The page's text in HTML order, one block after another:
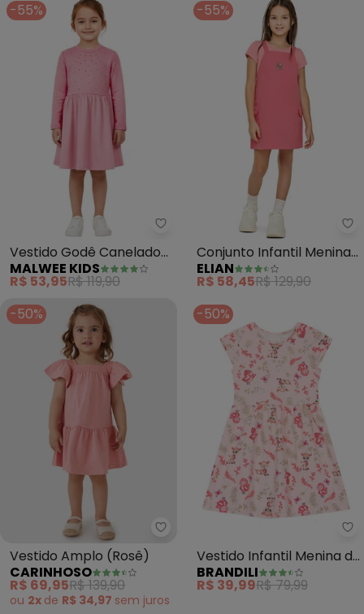
-55%
Malwee Kids - Vestido Godê
Vestido Godê Canelado
com Aplique (Rosa Claro)
MALWEE KIDS
R$ 53,95R$ 119,90
-55%
Conjunto Infantil Menina
com Sobreposição
(Rosa)
ELIAN
R$ 58,45R$ 129,90
-50%
Carinhoso - Vestido Amplo
Vestido Amplo (Rosê)
CARINHOSO
R$ 69,95R$ 139,90
ou 2x de R$ 34,97 sem juros
-50%
Vestido Infantil Menina de
Bichinhos (Rosa)
BRANDILI
R$ 39,99R$ 79,99